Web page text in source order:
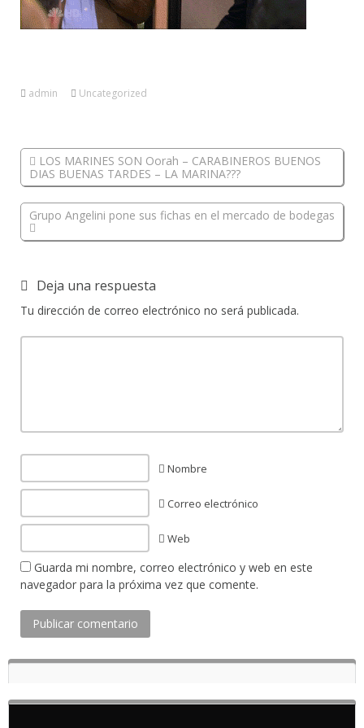
admin Uncategorized
LOS MARINES SON Oorah – CARABINEROS BUENOS
DIAS BUENAS TARDES – LA MARINA???
Grupo Angelini pone sus fichas en el mercado de bodegas
Deja una respuesta
Tu dirección de correo electrónico no será publicada.
Nombre
Correo electrónico
Web
Guarda mi nombre, correo electrónico y web en este
navegador para la próxima vez que comente.